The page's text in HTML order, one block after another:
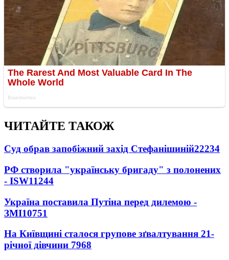
ЧИТАЙТЕ ТАКОЖ
Суд обрав запобіжний захід Стефанішиній22234
РФ створила "українську бригаду" з полонених
- ISW11244
Україна поставила Путіна перед дилемою -
ЗМІ10751
На Київщині сталося групове зґвалтування 21-
річної дівчини 7968